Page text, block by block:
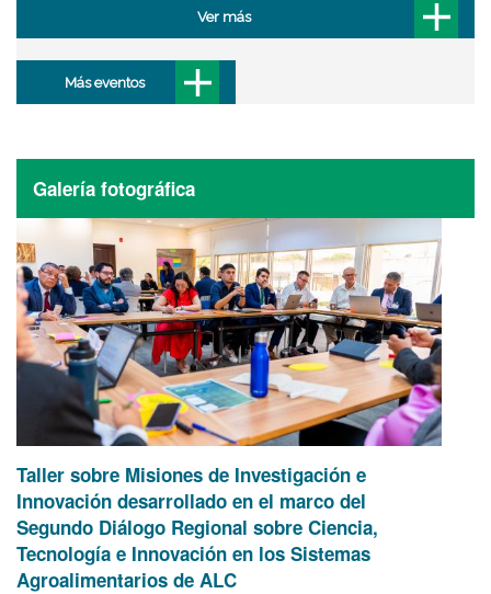
Ver más
Más eventos
Galería fotográfica
Taller sobre Misiones de Investigación e
Innovación desarrollado en el marco del
Segundo Diálogo Regional sobre Ciencia,
Tecnología e Innovación en los Sistemas
Agroalimentarios de ALC